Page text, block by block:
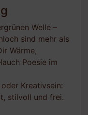
Welle –
sind mehr als
Wärme,
Poesie im
Kreativsein:
stilvoll und frei.